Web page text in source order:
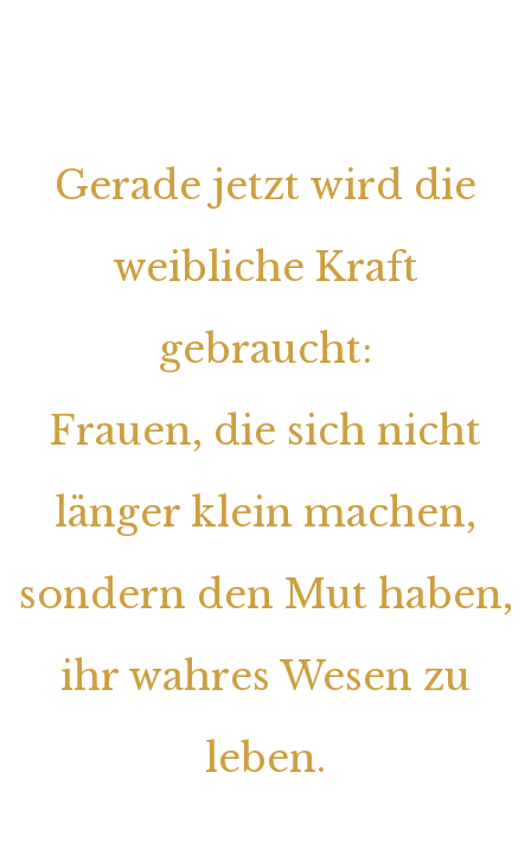
Gerade jetzt wird die
weibliche Kraft
gebraucht:
Frauen, die sich nicht
länger klein machen,
sondern den Mut haben,
ihr wahres Wesen zu
leben.